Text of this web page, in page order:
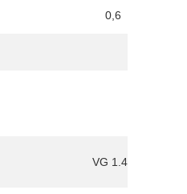
0,6
VG 1.40